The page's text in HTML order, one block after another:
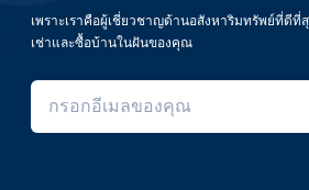
เพราะเราคือผู้เชี่ยวชาญด้านอสังหาริมทรัพย์ที่ดีที่
เช่าและซื้อบ้านในฝันของคุณ